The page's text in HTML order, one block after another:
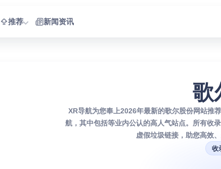
推荐 新闻资讯
歌
XR导航为您奉上2026年最新的歌尔股份网站推
航，其中包括等业内公认的高人气站点。所有收
虚假垃圾链接，助您高效
收